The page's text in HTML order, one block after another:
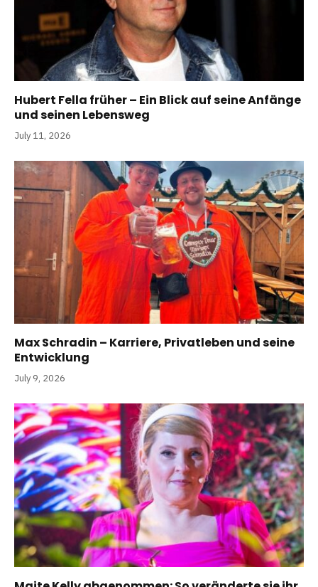
Hubert Fella früher – Ein Blick auf seine Anfänge
und seinen Lebensweg
July 11, 2026
Max Schradin – Karriere, Privatleben und seine
Entwicklung
July 9, 2026